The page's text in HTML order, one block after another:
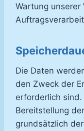
Wartung unserer
Die Daten
den Zweck der
erforderlich
Bereitstellung
grundsätzlich